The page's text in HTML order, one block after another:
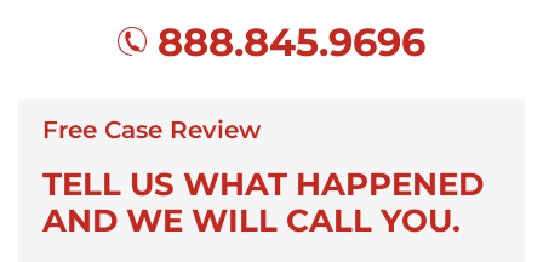
888.845.9696
Free Case Review
TELL US WHAT HAPPENED
AND WE WILL CALL YOU.